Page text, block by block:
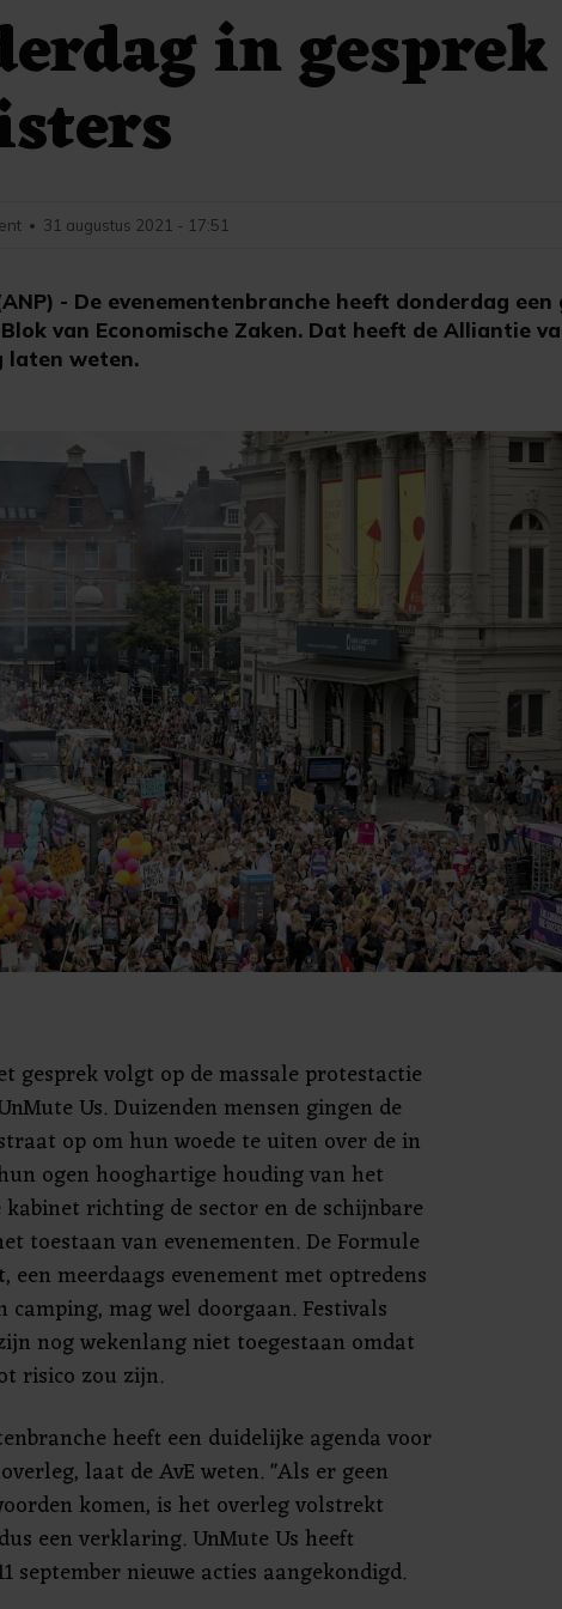
in
(ANP) - De evenementenbranche heeft donderdag
van Economische Zaken. Dat heeft de Alliantie
laten weten.
• 31 augustus 2021 - 17:51
gesprek volgt op de massale protestactie
Us. Duizenden mensen gingen de
op om hun woede te uiten over de in
ogen hooghartige houding van het
richting de sector en de schijnbare
toestaan van evenementen. De Formule
een meerdaags evenement met optredens
camping, mag wel doorgaan. Festivals
nog wekenlang niet toegestaan omdat
risico zou zijn.
heeft een duidelijke agenda voor
laat de AvE weten. "Als er geen
komen, is het overleg volstrekt
een verklaring. UnMute Us heeft
september nieuwe acties aangekondigd.